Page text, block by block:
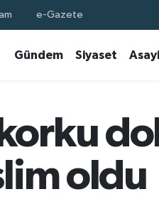
e-Gazete
Gündem Siyaset
oldu